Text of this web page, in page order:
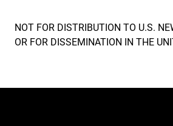
NOT FOR DISTRIBUTION TO U.S.
OR FOR DISSEMINATION IN THE